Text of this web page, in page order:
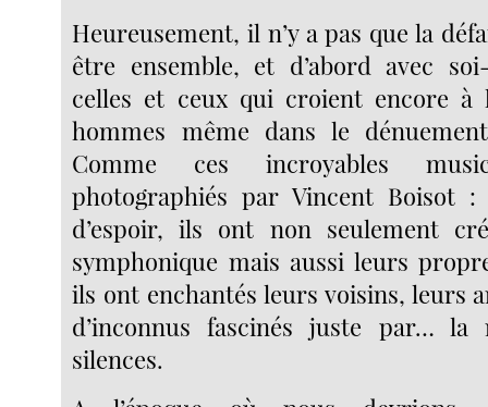
Heureusement, il n’y a pas que la
être ensemble, et d’abord avec
celles et ceux qui croient encore à
hommes même dans le
Comme ces incroyables
photographiés par Vincent Boisot :
d’espoir, ils ont non seulement
symphonique mais aussi leurs
ils ont enchantés leurs voisins, leurs
d’inconnus fascinés juste par… la
silences.